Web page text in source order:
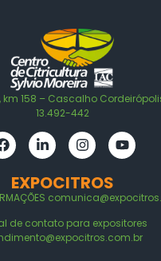
158 – Cascalho
13.492-442
EXPOCITROS
de contato para expositores